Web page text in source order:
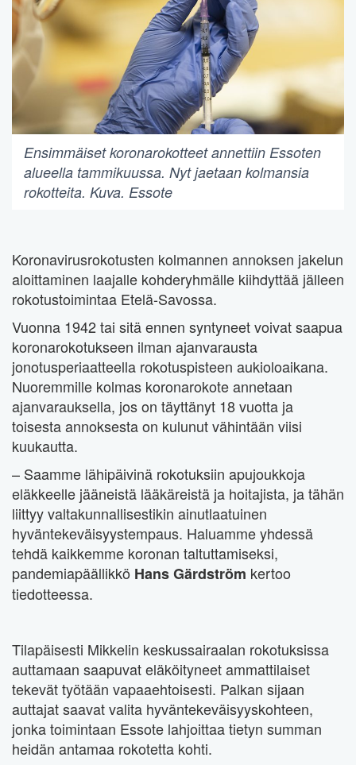
Ensimmäiset koronarokotteet annettiin Essoten
alueella tammikuussa. Nyt jaetaan kolmansia
rokotteita. Kuva. Essote
Koronavirusrokotusten kolmannen annoksen jakelun
aloittaminen laajalle kohderyhmälle kiihdyttää jälleen
rokotustoimintaa Etelä-Savossa.
Vuonna 1942 tai sitä ennen syntyneet voivat saapua
koronarokotukseen ilman ajanvarausta
jonotusperiaatteella rokotuspisteen aukioloaikana.
Nuoremmille kolmas koronarokote annetaan
ajanvarauksella, jos on täyttänyt 18 vuotta ja
toisesta annoksesta on kulunut vähintään viisi
kuukautta.
– Saamme lähipäivinä rokotuksiin apujoukkoja
eläkkeelle jääneistä lääkäreistä ja hoitajista, ja tähän
liittyy valtakunnallisestikin ainutlaatuinen
hyväntekeväisyystempaus. Haluamme yhdessä
tehdä kaikkemme koronan taltuttamiseksi,
pandemiapäällikkö Hans Gärdström kertoo
tiedotteessa.
Tilapäisesti Mikkelin keskussairaalan rokotuksissa
auttamaan saapuvat eläköityneet ammattilaiset
tekevät työtään vapaaehtoisesti. Palkan sijaan
auttajat saavat valita hyväntekeväisyyskohteen,
jonka toimintaan Essote lahjoittaa tietyn summan
heidän antamaa rokotetta kohti.